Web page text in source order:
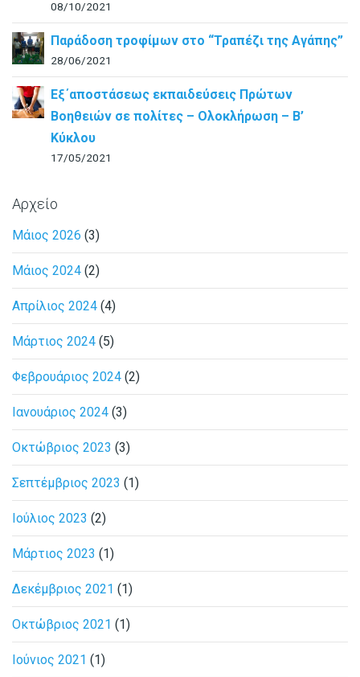
08/10/2021
Παράδοση τροφίμων στο “Τραπέζι της Αγάπης”
28/06/2021
Εξ΄αποστάσεως εκπαιδεύσεις Πρώτων
Βοηθειών σε πολίτες – Ολοκλήρωση – B’
Κύκλου
17/05/2021
Αρχείο
Μάιος 2026 (3)
Μάιος 2024 (2)
Απρίλιος 2024 (4)
Μάρτιος 2024 (5)
Φεβρουάριος 2024 (2)
Ιανουάριος 2024 (3)
Οκτώβριος 2023 (3)
Σεπτέμβριος 2023 (1)
Ιούλιος 2023 (2)
Μάρτιος 2023 (1)
Δεκέμβριος 2021 (1)
Οκτώβριος 2021 (1)
Ιούνιος 2021 (1)